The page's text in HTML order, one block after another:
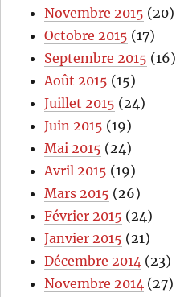
Novembre 2015 (20)
Octobre 2015 (17)
Septembre 2015 (16)
Août 2015 (15)
Juillet 2015 (24)
Juin 2015 (19)
Mai 2015 (24)
Avril 2015 (19)
Mars 2015 (26)
Février 2015 (24)
Janvier 2015 (21)
Décembre 2014 (23)
Novembre 2014 (27)